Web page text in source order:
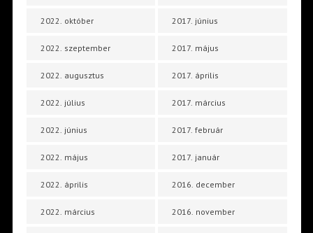
2022. október
2022. szeptember
2022. augusztus
2022. július
2022. június
2022. május
2022. április
2022. március
2017. június
2017. május
2017. április
2017. március
2017. február
2017. január
2016. december
2016. november